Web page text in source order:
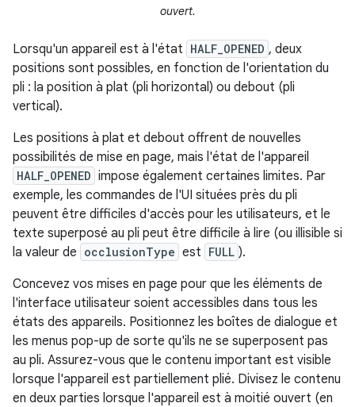
ouvert.
Lorsqu'un appareil est à l'état HALF_OPENED , deux
positions sont possibles, en fonction de l'orientation du
pli : la position à plat (pli horizontal) ou debout (pli
vertical).
Les positions à plat et debout offrent de nouvelles
possibilités de mise en page, mais l'état de l'appareil
HALF_OPENED impose également certaines limites. Par
exemple, les commandes de l'UI situées près du pli
peuvent être difficiles d'accès pour les utilisateurs, et le
texte superposé au pli peut être difficile à lire (ou illisible si
la valeur de occlusionType est FULL ).
Concevez vos mises en page pour que les éléments de
l'interface utilisateur soient accessibles dans tous les
états des appareils. Positionnez les boîtes de dialogue et
les menus pop-up de sorte qu'ils ne se superposent pas
au pli. Assurez-vous que le contenu important est visible
lorsque l'appareil est partiellement plié. Divisez le contenu
en deux parties lorsque l'appareil est à moitié ouvert (en